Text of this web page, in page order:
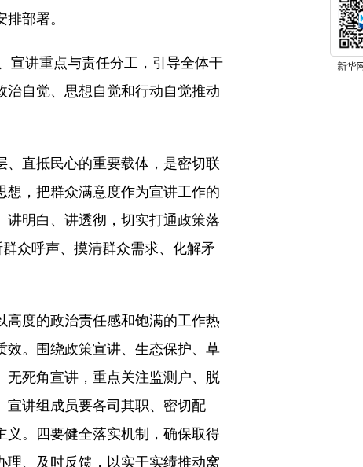
部署。
讲重点与责任分工，引导全体干
自觉、思想自觉和行动自觉推动
直抵民心的重要载体，是密切联
，把群众满意度作为宣讲工作的
明白、讲透彻，切实打通政策落
众呼声、摸清群众需求、化解矛
度的政治责任感和饱满的工作热
。围绕政策宣讲、生态保护、草
死角宣讲，重点关注监测户、脱
讲组成员要各司其职、密切配
。四要健全落实机制，确保取得
、及时反馈，以实干实绩推动窝